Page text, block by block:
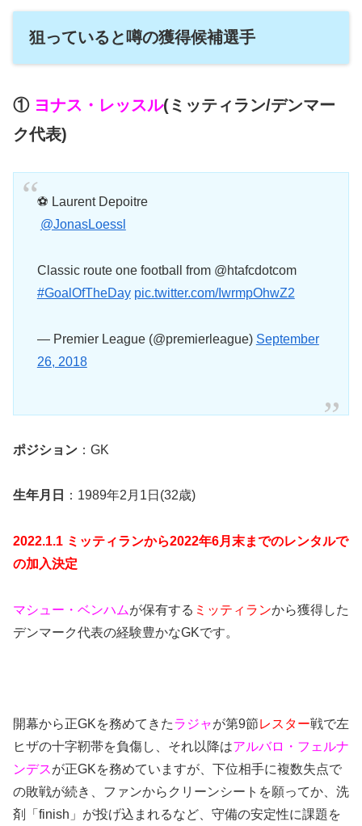
狙っていると噂の獲得候補選手
① ヨナス・レッスル(ミッティラン/デンマー
ク代表)
⚽️ Laurent Depoitre
@JonasLoessl
Classic route one football from @htafcdotcom
#GoalOfTheDay pic.twitter.com/IwrmpOhwZ2
— Premier League (@premierleague) September
26, 2018
ポジション ：GK
生年月日 ：1989年2月1日(32歳)
2022.1.1 ミッティランから2022年6月末までのレンタルで
の加入決定
マシュー・ベンハムが保有する ミッティランから獲得した
デンマーク代表の経験豊かなGKです。
開幕から正GKを務めてきたラジャが第9節 レスター戦で左
ヒザの十字靭帯を負傷し、それ以降はアルバロ・フェルナ
ンデスが正GKを務めていますが、下位相手に複数失点で
の敗戦が続き、ファンからクリーンシートを願ってか、洗
剤「finish」が投げ込まれるなど、守備の安定性に課題を